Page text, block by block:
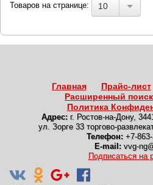
Товаров на странице: 10
Главная Прайс-лист
Расширенный поиск
Политика
Адрес: г. Ростов-на-Дону,
ул. Зорге 33 торгово-
Телефон: +7-
E-mail: vvg-
Подписаться на